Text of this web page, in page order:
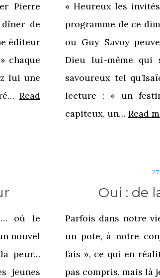
Pierre
de
éditeur
chaque
lui une
Read
« Heureux les
programme de ce
ou Guy Savoy
Dieu lui-même qui
savoureux tel
lecture : « un
capiteux, un… Read
où le
nouvel
peur…
jeunes
Oui : de
Parfois dans notre
un pote, à notre
fais », ce qui en
pas compris, mais là